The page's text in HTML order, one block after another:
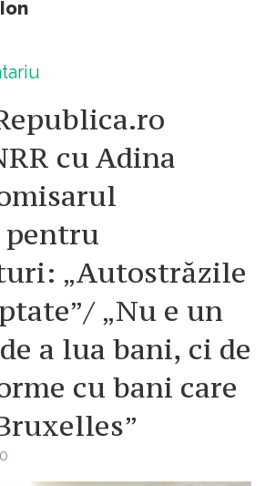
cu Adina
pentru
„Autostrăzile
„Nu e un
a lua bani, ci de
cu bani care